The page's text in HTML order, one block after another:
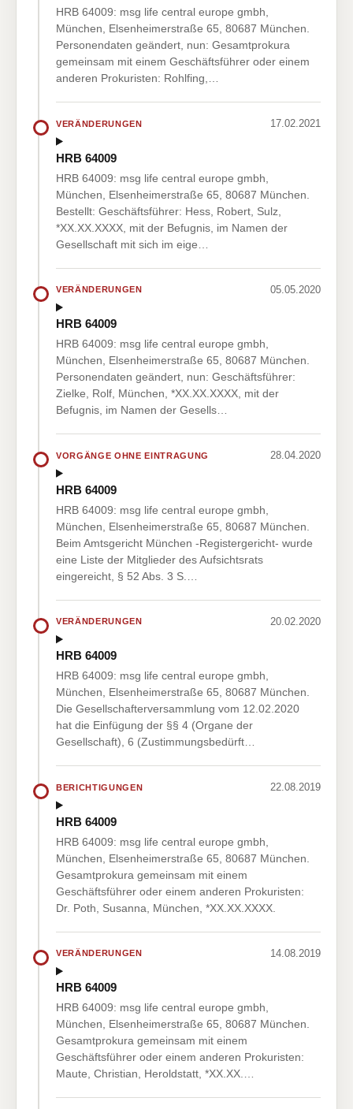
HRB 64009: msg life central europe gmbh,
München, Elsenheimerstraße 65, 80687 München.
Personendaten geändert, nun: Gesamtprokura
gemeinsam mit einem Geschäftsführer oder einem
anderen Prokuristen: Rohlfing,…
VERÄNDERUNGEN 17.02.2021
HRB 64009
HRB 64009: msg life central europe gmbh,
München, Elsenheimerstraße 65, 80687 München.
Bestellt: Geschäftsführer: Hess, Robert, Sulz,
*XX.XX.XXXX, mit der Befugnis, im Namen der
Gesellschaft mit sich im eige…
VERÄNDERUNGEN 05.05.2020
HRB 64009
HRB 64009: msg life central europe gmbh,
München, Elsenheimerstraße 65, 80687 München.
Personendaten geändert, nun: Geschäftsführer:
Zielke, Rolf, München, *XX.XX.XXXX, mit der
Befugnis, im Namen der Gesells…
VORGÄNGE OHNE EINTRAGUNG 28.04.2020
HRB 64009
HRB 64009: msg life central europe gmbh,
München, Elsenheimerstraße 65, 80687 München.
Beim Amtsgericht München -Registergericht- wurde
eine Liste der Mitglieder des Aufsichtsrats
eingereicht, § 52 Abs. 3 S.…
VERÄNDERUNGEN 20.02.2020
HRB 64009
HRB 64009: msg life central europe gmbh,
München, Elsenheimerstraße 65, 80687 München.
Die Gesellschafterversammlung vom 12.02.2020
hat die Einfügung der §§ 4 (Organe der
Gesellschaft), 6 (Zustimmungsbedürft…
BERICHTIGUNGEN 22.08.2019
HRB 64009
HRB 64009: msg life central europe gmbh,
München, Elsenheimerstraße 65, 80687 München.
Gesamtprokura gemeinsam mit einem
Geschäftsführer oder einem anderen Prokuristen:
Dr. Poth, Susanna, München, *XX.XX.XXXX.
VERÄNDERUNGEN 14.08.2019
HRB 64009
HRB 64009: msg life central europe gmbh,
München, Elsenheimerstraße 65, 80687 München.
Gesamtprokura gemeinsam mit einem
Geschäftsführer oder einem anderen Prokuristen:
Maute, Christian, Heroldstatt, *XX.XX.…